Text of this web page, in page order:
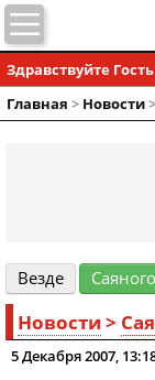
Здравствуйте Гость
Главная > Новости>
Везде
Новости >
5 Декабря 2007,